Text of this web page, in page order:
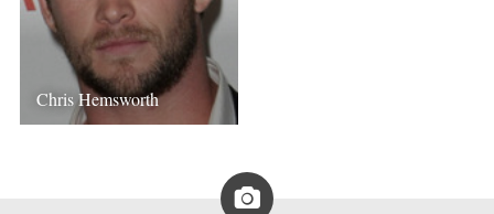
Chris Hemsworth